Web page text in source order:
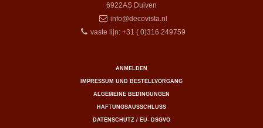
6922AS Duiven
info@decovista.nl
vaste lijn: +31 ( 0)316 249759
ANMELDEN
IMPRESSUM UND BESTELLVORGANG
ALGEMEINE BEDINGUNGEN
HAFTUNGSAUSSCHLUSS
DATENSCHUTZ / EU- DSGVO